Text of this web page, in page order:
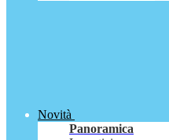
Novità
Panoramica